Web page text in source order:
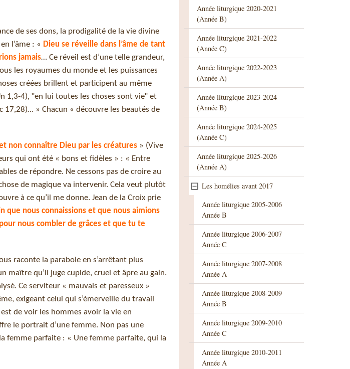
de ses dons, la prodigalité de la vie divine
l’âme : « Dieu se réveille dans l’âme de tant
jamais… Ce réveil est d’une telle grandeur,
les royaumes du monde et les puissances
créées brillent et participent au même
1,3-4), ʺen lui toutes les choses sont vieʺ et
17,28)… » Chacun « découvre les beautés de
non connaître Dieu par les créatures » (Vive
qui ont été « bons et fidèles » : « Entre
de répondre. Ne cessons pas de croire au
de magique va intervenir. Cela veut plutôt
à ce qu’il me donne. Jean de la Croix prie
que nous connaissions et que nous aimions
nous combler de grâces et que tu te
raconte la parabole en s’arrêtant plus
maître qu’il juge cupide, cruel et âpre au gain.
Ce serviteur « mauvais et paresseux »
exigeant celui qui s’émerveille du travail
de voir les hommes avoir la vie en
le portrait d’une femme. Non pas une
femme parfaite : « Une femme parfaite, qui la
Année liturgique 2020-2021
(Année B)
Année liturgique 2021-2022
(Année C)
Année liturgique 2022-2023
(Année A)
Année liturgique 2023-2024
(Année B)
Année liturgique 2024-2025
(Année C)
Année liturgique 2025-2026
(Année A)
Les homélies avant 2017
Année liturgique 2005-2006
Année B
Année liturgique 2006-2007
Année C
Année liturgique 2007-2008
Année A
Année liturgique 2008-2009
Année B
Année liturgique 2009-2010
Année C
Année liturgique 2010-2011
Année A